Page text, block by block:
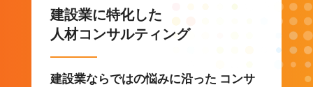
建設業に特化した
人材コンサルティング
建設業ならではの悩みに沿った コンサ